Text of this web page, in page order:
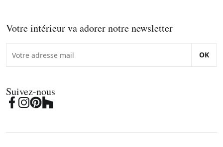
Votre intérieur va adorer notre newsletter
OK
Suivez-nous